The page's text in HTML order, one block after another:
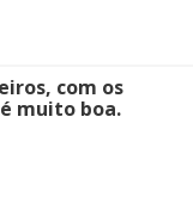
com os
muito boa.